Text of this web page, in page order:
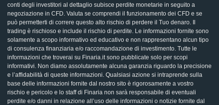
conti degli investitori al dettaglio subisce perdite monetarie in seguito a
negoziazione in CFD. Valuta se comprendi il funzionamento dei CFD e se
può permetterti di correre questo alto rischio di perdere il Tuo denaro. Il
trading è rischioso e include il rischio di perdite. Le informazioni fornite sono
solamente a scopo informativo ed educativo e non rappresentano alcun tipo
di consulenza finanziaria e/o raccomandazione di investimento. Tutte le
informazioni che troverai su Finaria.it sono pubblicate solo per scopi
informativi. Non diamo assolutamente alcuna garanzia riguardo la precisione
e l’affidabilità di queste informazioni. Qualsiasi azione si intraprende sulla
base delle informazioni fornite dal nostro sito è rigorosamente a vostro
rischio e pericolo e lo staff di Finaria non sarà responsabile di eventuali
perdite e/o danni in relazione all’uso delle informazioni o notizie fornite dal